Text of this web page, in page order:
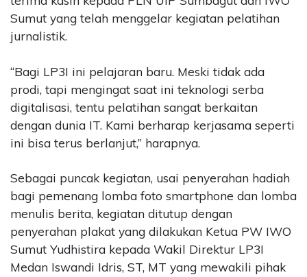
Sumut yang telah menggelar kegiatan pelatihan
jurnalistik.
“Bagi LP3I ini pelajaran baru. Meski tidak ada
prodi, tapi mengingat saat ini teknologi serba
digitalisasi, tentu pelatihan sangat berkaitan
dengan dunia IT. Kami berharap kerjasama seperti
ini bisa terus berlanjut,” harapnya.
Sebagai puncak kegiatan, usai penyerahan hadiah
bagi pemenang lomba foto smartphone dan lomba
menulis berita, kegiatan ditutup dengan
penyerahan plakat yang dilakukan Ketua PW IWO
Sumut Yudhistira kepada Wakil Direktur LP3I
Medan Iswandi Idris, ST, MT yang mewakili pihak